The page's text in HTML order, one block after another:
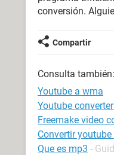
conversión.
Compartir
Consulta también:
Youtube a wma
Youtube
Freemake video
Convertir
Que es mp3 -